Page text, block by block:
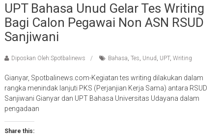
UPT Bahasa Unud Gelar Tes Writing
Bagi Calon Pegawai Non ASN RSUD
Sanjiwani
Diposkan Oleh:Spotbalinews Bahasa Tes Unud UPT, Writing
Gianyar, Spotbalinews.com-Kegiatan tes writing dilakukan dalam
rangka menindak lanjuti PKS (Perjanjian Kerja Sama) antara RSUD
Sanjiwani Gianyar dan UPT Bahasa Universitas Udayana dalam
pengadaan
Share this: